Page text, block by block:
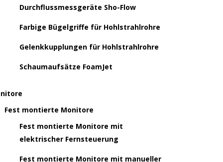
Durchflussmessgeräte Sho-Flow
Farbige Bügelgriffe für Hohlstrahlrohre
Gelenkkupplungen für Hohlstrahlrohre
Schaumaufsätze FoamJet
Fest montierte Monitore
Fest montierte Monitore mit
elektrischer Fernsteuerung
Fest montierte Monitore mit manueller